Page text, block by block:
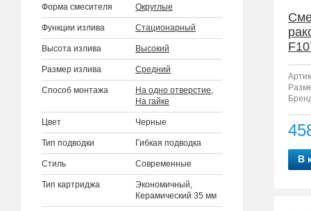
Форма смесителя Округлые
Функции излива Стационарный
Высота излива Высокий
Размер излива Средний
Способ монтажа На одно отверстие,
На гайке
Цвет Черные
Тип подводки Гибкая подводка
Стиль Современные
Тип картриджа
Экономичный,
Керамический 35 мм
В